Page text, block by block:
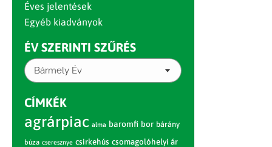
Éves jelentések
Egyéb kiadványok
ÉV SZERINTI SZŰRÉS
Bármely Év
CÍMKÉK
agrárpiac alma baromfi bor bárány
búza cseresznye csirkehús csomagolóhelyi ár